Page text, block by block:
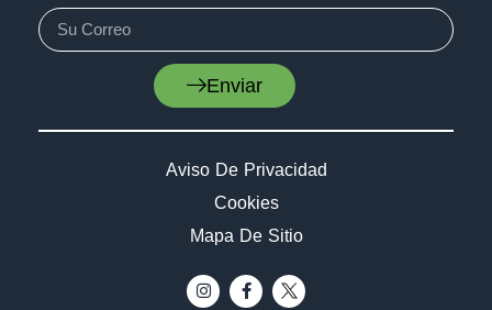
Enviar
Aviso De Privacidad
Cookies
Mapa De Sitio